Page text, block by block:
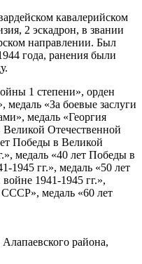
кавалерийском
2 эскадрон, в звании
направлении. Был
года, ранения были
1 степени», орден
«За боевые заслуги
медаль «Георгия
Отечественной
Победы в Великой
медаль «40 лет Победы в
1945 гг.», медаль «50 лет
1941-1945 гг.»,
медаль «60 лет
района,